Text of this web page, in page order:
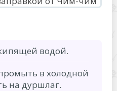
водой.
в холодной
на дуршлаг.